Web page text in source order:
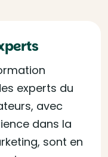
experts du
avec
dans la
sont en